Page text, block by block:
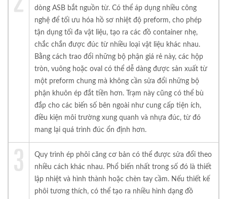
dòng ASB bắt nguồn từ. Có thể áp dụng nhiều công
nghệ để tối ưu hóa hồ sơ nhiệt độ preform, cho phép
tận dụng tối đa vật liệu, tạo ra các đồ container nhẹ,
chắc chắn được đúc từ nhiều loại vật liệu khác nhau.
Bằng cách trao đổi những bộ phận giá rẻ này, các hộp
tròn, vuông hoặc oval có thể dễ dàng được sản xuất từ
một preform chung mà không cần sửa đổi những bộ
phận khuôn ép đắt tiền hơn. Trạm này cũng có thể bù
đắp cho các biến số bên ngoài như cung cấp tiện ích,
điều kiện môi trường xung quanh và nhựa đúc, từ đó
mang lại quá trình đúc ổn định hơn.
Quy trình ép phôi căng cơ bản có thể được sửa đổi theo
nhiều cách khác nhau. Phổ biến nhất trong số đó là thiết
lập nhiệt và hình thành hoặc chèn tay cầm. Nếu thiết kế
phôi tương thích, có thể tạo ra nhiều hình dạng đồ